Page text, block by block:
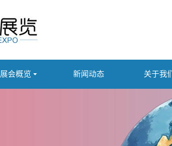
展会概览  新闻动态 关于我们